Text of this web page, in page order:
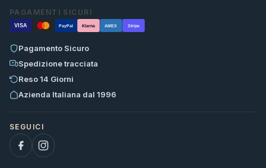
PAGAMENTI SICURI
VISA PayPal Klarna AMEX Stripe
Pagamento Sicuro
Spedizione tracciata
Reso 14 Giorni
Azienda Italiana dal 1996